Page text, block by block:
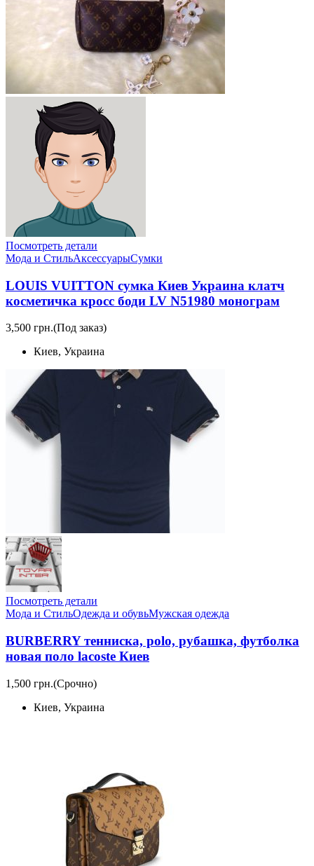
Посмотреть детали
Мода и СтильАксессуарыСумки
LOUIS VUITTON сумка Киев Украина клатч
косметичка кросс боди LV N51980 монограм
3,500 грн.(Под заказ)
Киев, Украина
Посмотреть детали
Мода и СтильОдежда и обувьМужская одежда
BURBERRY тенниска, polo, рубашка, футболка
новая поло lacoste Киев
1,500 грн.(Срочно)
Киев, Украина